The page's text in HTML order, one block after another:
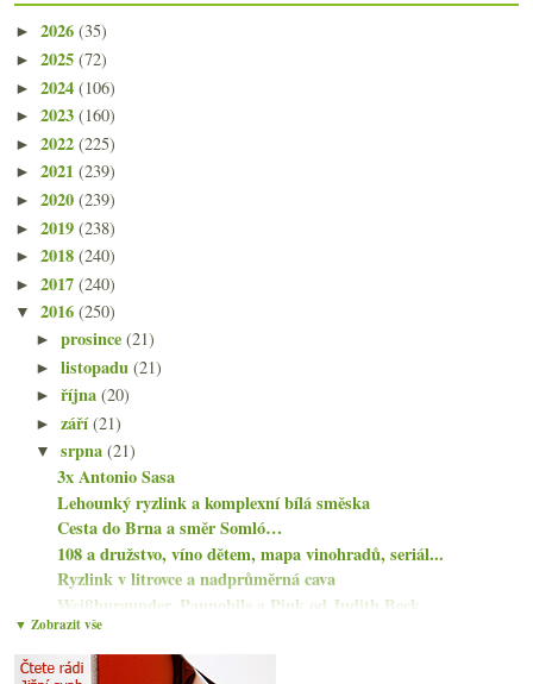
► 2026 (35)
► 2025 (72)
► 2024 (106)
► 2023 (160)
► 2022 (225)
► 2021 (239)
► 2020 (239)
► 2019 (238)
► 2018 (240)
► 2017 (240)
▼ 2016 (250)
►prosince(21)
►listopadu(21)
►října(20)
►září(21)
▼srpna(21)
3x Antonio Sasa
Lehounký ryzlink a komplexní bílá směska
Cesta do Brna a směr Somló…
108 a družstvo, víno dětem, mapa vinohradů, seriál...
Ryzlink v litrovce a nadprůměrná cava
Weißburgunder, Pannobile a Pink od Judith Beck
Sladké Somló a výtečná serióznější Cava
Osmiletý Lagavulin
▼ Zobrazit vše